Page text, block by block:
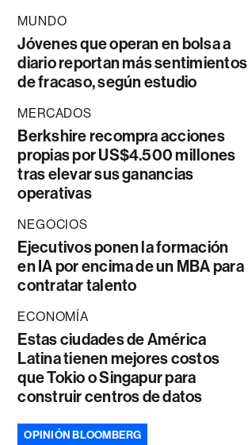
MUNDO
Jóvenes que operan en bolsa a
diario reportan más sentimientos
de fracaso, según estudio
MERCADOS
Berkshire recompra acciones
propias por US$4.500 millones
tras elevar sus ganancias
operativas
NEGOCIOS
Ejecutivos ponen la formación
en IA por encima de un MBA para
contratar talento
ECONOMÍA
Estas ciudades de América
Latina tienen mejores costos
que Tokio o Singapur para
construir centros de datos
OPINIÓN BLOOMBERG